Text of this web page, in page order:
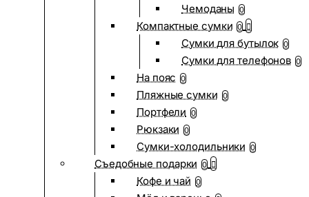
Чемоданы 0
Компактные сумки 0
Сумки для бутылок 0
Сумки для телефонов 0
На пояс 0
Пляжные сумки 0
Портфели 0
Рюкзаки 0
Сумки-холодильники 0
Съедобные подарки 0
Кофе и чай 0